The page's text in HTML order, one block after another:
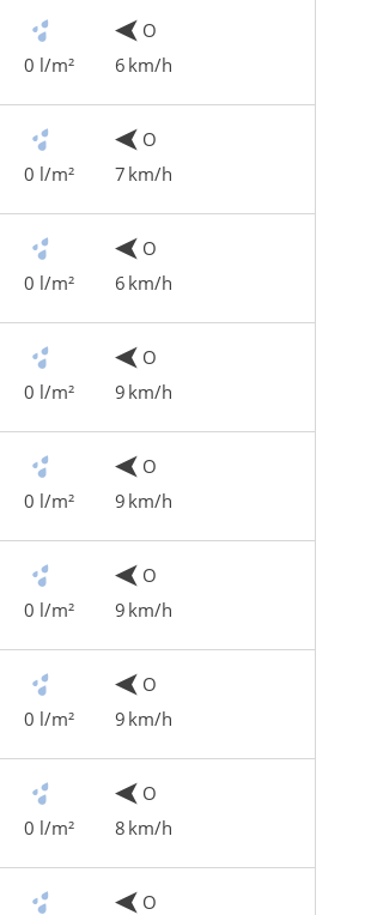
0 l/m²
O
6 km/h
0 l/m²
O
7 km/h
0 l/m²
O
6 km/h
0 l/m²
O
9 km/h
0 l/m²
O
9 km/h
0 l/m²
O
9 km/h
0 l/m²
O
9 km/h
0 l/m²
O
8 km/h
O